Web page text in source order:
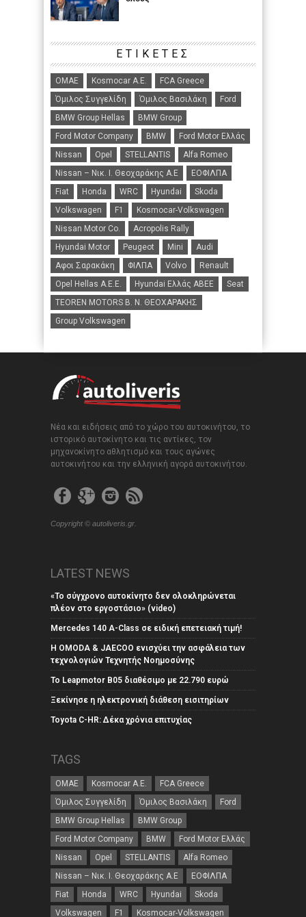
ΕΤΙΚΈΤΕΣ
ΟΜΑΕ Kosmocar Α.Ε.
FCA Greece
Όμιλος Συγγελίδη
Όμιλος Βασιλάκη
Ford
BMW Group Hellas
BMW Group
Ford Motor Company
BMW
Ford Motor Ελλάς
Nissan
Opel STELLANTIS
Alfa Romeo
Nissan – Νικ. Ι. Θεοχαράκης Α.Ε
ΕΟΦΙΛΠΑ
Fiat
Honda WRC Hyundai
Skoda
Volkswagen
F1
Kosmocar-Volkswagen
Nissan Motor Co.
Acropolis Rally
Hyundai Motor
Peugeot Mini
Audi
Αφοι Σαρακάκη
ΦΙΛΠΑ Volvo
Renault
Opel Hellas A.E.E.
Hyundai Ελλάς ΑΒΕΕ
Seat
TEOREN MOTORS B. N. ΘΕΟΧΑΡΑΚΗΣ
Group Volkswagen
Νέα και ειδήσεις από το χώρο του αυτοκινήτου, το
ιστορικό αυτοκίνητο και τις αντίκες, τον
μηχανοκίνητο αθλητισμό και τους αγώνες
αυτοκινήτου και την ελληνική αγορά αυτοκινήτου.
Copyright © autoliveris.gr.
LATEST NEWS
«Το σύγχρονο αυτοκίνητο δεν ολοκληρώνεται
πλέον στο εργοστάσιο» (video)
Mercedes 140 A-Class σε ειδική επετειακή τιμή!
Η OMODA & JAECOO ενισχύει την ασφάλεια των
τεχνολογιών Τεχνητής Νοημοσύνης
Το Leapmotor B05 διαθέσιμο με 22.790 ευρώ
Ξεκίνησε η ηλεκτρονική διάθεση εισιτηρίων
Toyota C-HR: Δέκα χρόνια επιτυχίας
TAGS
ΟΜΑΕ Kosmocar Α.Ε.
FCA Greece
Όμιλος Συγγελίδη
Όμιλος Βασιλάκη
Ford
BMW Group Hellas
BMW Group
Ford Motor Company
BMW
Ford Motor Ελλάς
Nissan
Opel STELLANTIS
Alfa Romeo
Nissan – Νικ. Ι. Θεοχαράκης Α.Ε
ΕΟΦΙΛΠΑ
Fiat
Honda WRC Hyundai
Skoda
Volkswagen
F1 Kosmocar-Volkswagen